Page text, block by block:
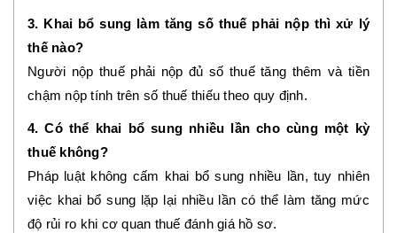
3. Khai bổ sung làm tăng số thuế phải nộp thì xử lý
thế nào?
Người nộp thuế phải nộp đủ số thuế tăng thêm và tiền
chậm nộp tính trên số thuế thiếu theo quy định.
4. Có thể khai bổ sung nhiều lần cho cùng một kỳ
thuế không?
Pháp luật không cấm khai bổ sung nhiều lần, tuy nhiên
việc khai bổ sung lặp lại nhiều lần có thể làm tăng mức
độ rủi ro khi cơ quan thuế đánh giá hồ sơ.